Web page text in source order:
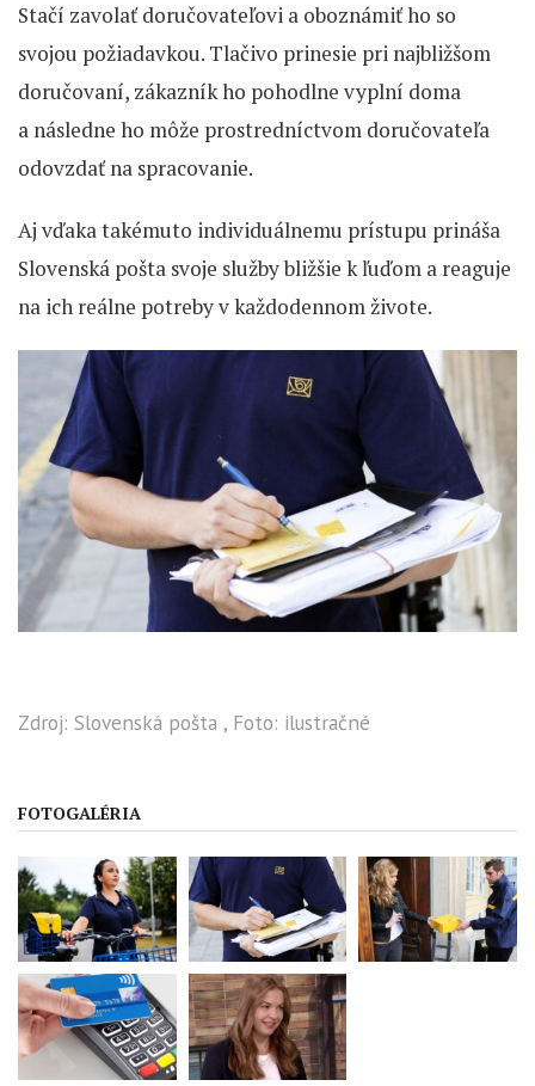
Stačí zavolať doručovateľovi a oboznámiť ho so
svojou požiadavkou. Tlačivo prinesie pri najbližšom
doručovaní, zákazník ho pohodlne vyplní doma
a následne ho môže prostredníctvom doručovateľa
odovzdať na spracovanie.
Aj vďaka takémuto individuálnemu prístupu prináša
Slovenská pošta svoje služby bližšie k ľuďom a reaguje
na ich reálne potreby v každodennom živote.
Zdroj: Slovenská pošta , Foto: ilustračné
FOTOGALÉRIA